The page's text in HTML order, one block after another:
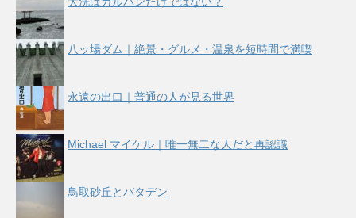
八ッ場ダム｜絶景・グルメ・温泉を短時間で満喫
永遠の出口｜普通の人が見る世界
Michael マイケル｜唯一無二な人だと再認識
鳥取砂丘とバタデン